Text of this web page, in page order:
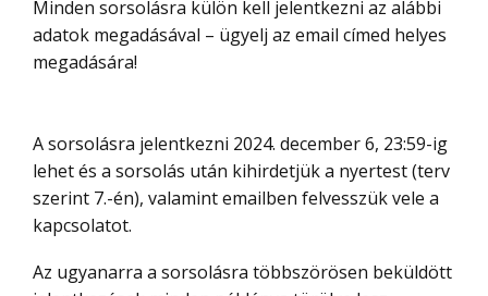
Minden sorsolásra külön kell jelentkezni az alábbi
adatok megadásával – ügyelj az email címed helyes
megadására!
A sorsolásra jelentkezni 2024. december 6, 23:59-ig
lehet és a sorsolás után kihirdetjük a nyertest (terv
szerint 7.-én), valamint emailben felvesszük vele a
kapcsolatot.
Az ugyanarra a sorsolásra többszörösen beküldött